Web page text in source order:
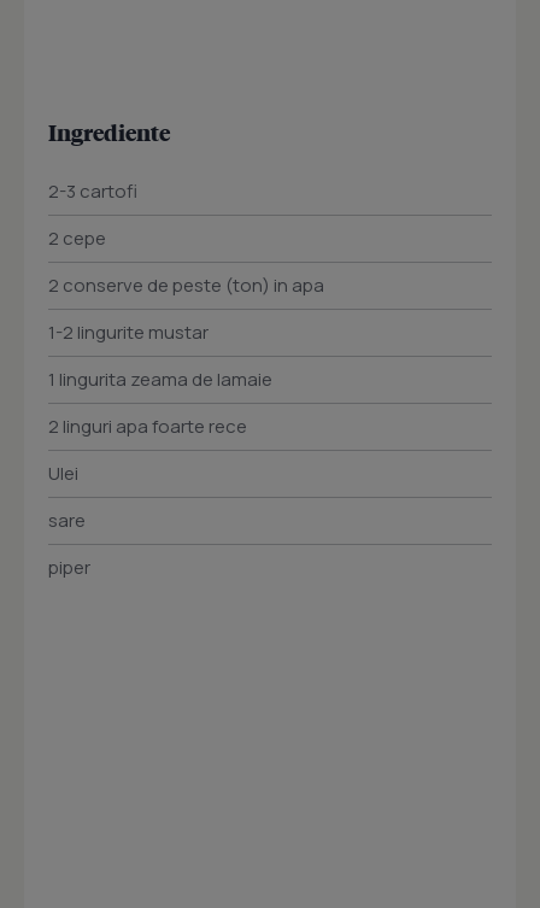
Ingrediente
2-3 cartofi
2 cepe
2 conserve de peste (ton) in apa
1-2 lingurite mustar
1 lingurita zeama de lamaie
2 linguri apa foarte rece
Ulei
sare
piper